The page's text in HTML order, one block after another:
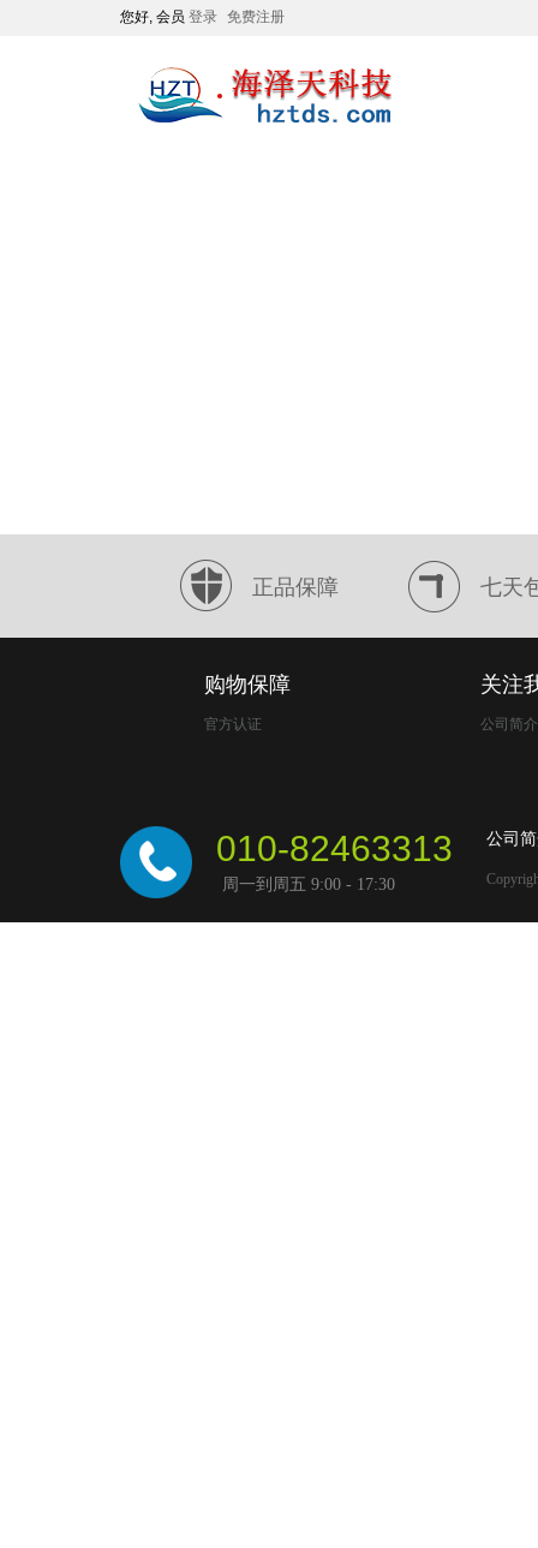
您好, 会员 登录 免费注册
正品保障 七天
购物保障
官方认证
关注
公司简介
010-82463313
周一到周五 9:00 - 17:30
公司